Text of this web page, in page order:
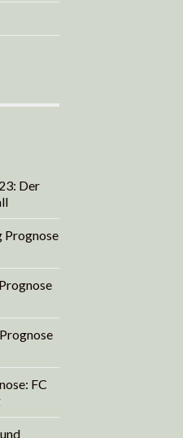
Der
Prognose
FC